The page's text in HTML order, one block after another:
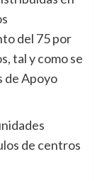
del 75 por
tal y como se
de Apoyo
de centros